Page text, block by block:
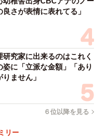
さが表情に表れてる」
研究家に出来るのはこれく
に「立派な金額」「あり
ません」
６位以降を見る
リー